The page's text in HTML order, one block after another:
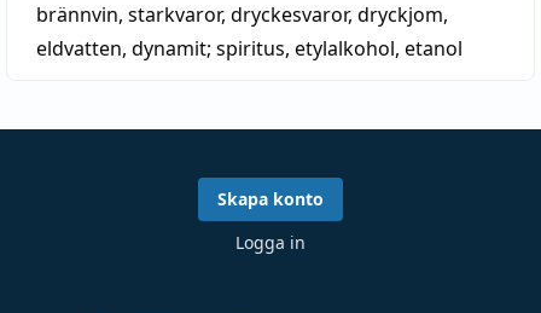
brännvin, starkvaror, dryckesvaror, dryckjom,
eldvatten, dynamit; spiritus, etylalkohol, etanol
Skapa konto
Logga in